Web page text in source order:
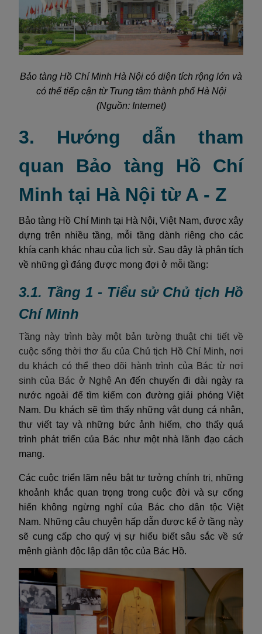
Bảo tàng Hồ Chí Minh Hà Nội có diện tích rộng lớn và
có thể tiếp cận từ Trung tâm thành phố Hà Nội
(Nguồn: Internet)
3. Hướng dẫn tham
quan Bảo tàng Hồ Chí
Minh tại Hà Nội từ A - Z
Bảo tàng Hồ Chí Minh tại Hà Nội, Việt Nam, được xây
dựng trên nhiều tầng, mỗi tầng dành riêng cho các
khía cạnh khác nhau của lịch sử. Sau đây là phân tích
về những gì đáng được mong đợi ở mỗi tầng:
3.1. Tầng 1 - Tiểu sử Chủ tịch Hồ
Chí Minh
Tầng này trình bày một bản tường thuật chi tiết về
cuộc sống thời thơ ấu của Chủ tịch Hồ Chí Minh, nơi
du khách có thể theo dõi hành trình của Bác từ nơi
sinh của Bác ở Nghệ An đến chuyến đi dài ngày ra
nước ngoài để tìm kiếm con đường giải phóng Việt
Nam. Du khách sẽ tìm thấy những vật dụng cá nhân,
thư viết tay và những bức ảnh hiếm, cho thấy quá
trình phát triển của Bác như một nhà lãnh đạo cách
mạng.
Các cuộc triển lãm nêu bật tư tưởng chính trị, những
khoảnh khắc quan trọng trong cuộc đời và sự cống
hiến không ngừng nghỉ của Bác cho dân tộc Việt
Nam. Những câu chuyện hấp dẫn được kể ở tầng này
sẽ cung cấp cho quý vị sự hiểu biết sâu sắc về sứ
mệnh giành độc lập dân tộc của Bác Hồ.